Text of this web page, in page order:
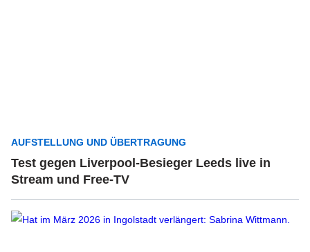
AUFSTELLUNG UND ÜBERTRAGUNG
Test gegen Liverpool-Besieger Leeds live in
Stream und Free-TV